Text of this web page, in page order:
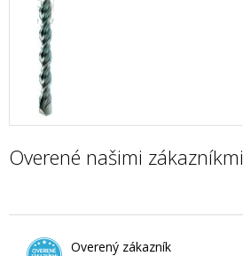
Overené našimi zákazníkmi
Overený zákazník